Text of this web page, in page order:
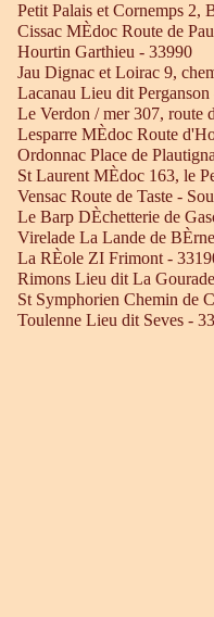
Petit Palais et Cornemps 2,
Cissac MÈdoc Route de
Hourtin Garthieu - 33990
Jau Dignac et Loirac 9,
Lacanau Lieu dit
Le Verdon / mer 307, route
Lesparre MÈdoc Route
Ordonnac Place de
St Laurent MÈdoc 163, le
Vensac Route de Taste -
Le Barp DÈchetterie de
Virelade La Lande de
La RÈole ZI Frimont -
Rimons Lieu dit La
St Symphorien Chemin de
Toulenne Lieu dit Seves -